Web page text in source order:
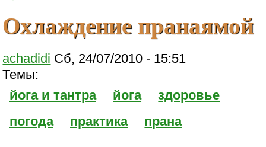
Охлаждение пранаямой
achadidi Сб, 24/07/2010 - 15:51
Темы:
йога и тантра
йога
здоровье
погода
практика прана